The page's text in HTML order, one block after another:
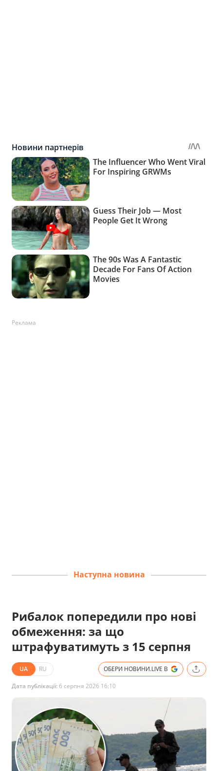
Реклама
Наступна новина
Рибалок попередили про нові
обмеження: за що
штрафуватимуть з 15 серпня
UA RU ОБЕРИ НОВИНИ.LIVE В
Дата публікації: 6 серпня 2026 16:10